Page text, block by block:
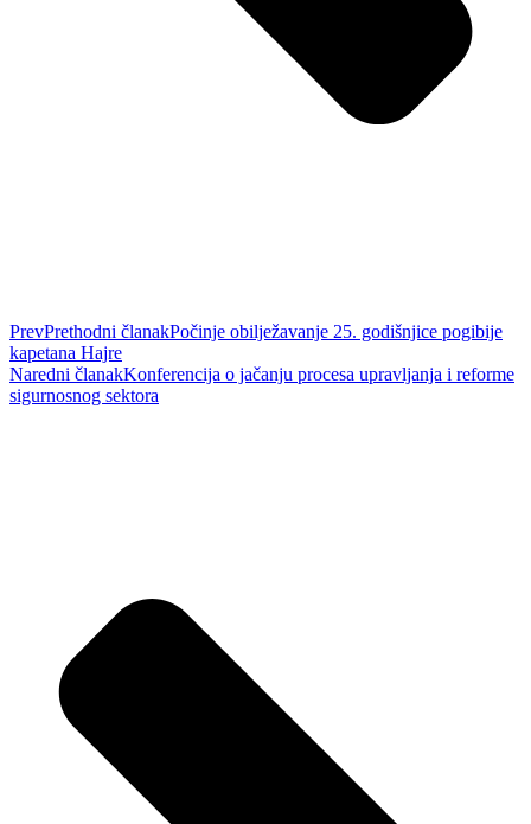
PrevPrethodni članakPočinje obilježavanje 25. godišnjice pogibije
kapetana Hajre
Naredni članakKonferencija o jačanju procesa upravljanja i reforme
sigurnosnog sektora